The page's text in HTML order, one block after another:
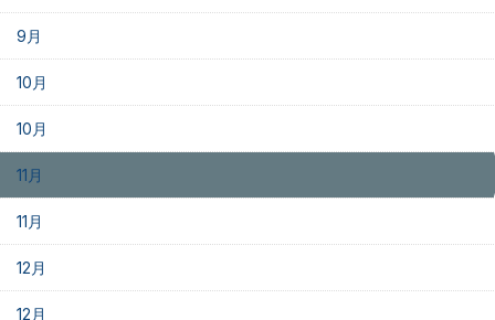
9月
10月
10月
11月
11月
12月
12月